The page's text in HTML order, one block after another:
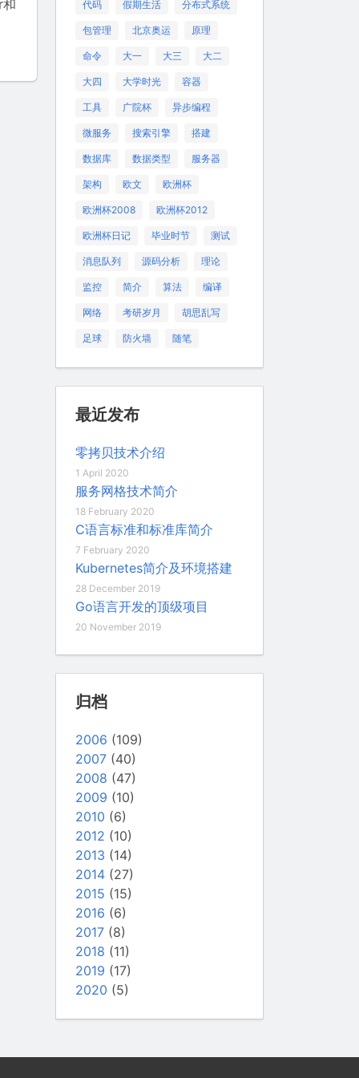
代码 假期生活 分布式系统
包管理 北京奥运 原理
命令 大一 大三 大二
大四 大学时光 容器
工具 广院杯 异步编程
微服务 搜索引擎 搭建
数据库 数据类型 服务器
架构 欧文 欧洲杯
欧洲杯2008 欧洲杯2012
欧洲杯日记 毕业时节 测试
消息队列 源码分析 理论
监控 简介 算法 编译
网络 考研岁月 胡思乱写
足球 防火墙 随笔
最近发布
零拷贝技术介绍
1 April 2020
服务网格技术简介
18 February 2020
C语言标准和标准库简介
7 February 2020
Kubernetes简介及环境搭建
28 December 2019
Go语言开发的顶级项目
20 November 2019
归档
2006 (109)
2007 (40)
2008 (47)
2009 (10)
2010 (6)
2012 (10)
2013 (14)
2014 (27)
2015 (15)
2016 (6)
2017 (8)
2018 (11)
2019 (17)
2020 (5)